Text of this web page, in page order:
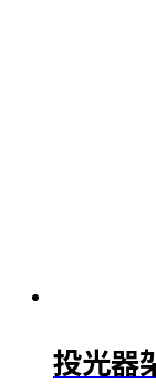
投光器